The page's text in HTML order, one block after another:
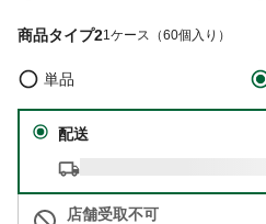
商品タイプ21ケース（60個入り）
単品
配送
店舗受取不可